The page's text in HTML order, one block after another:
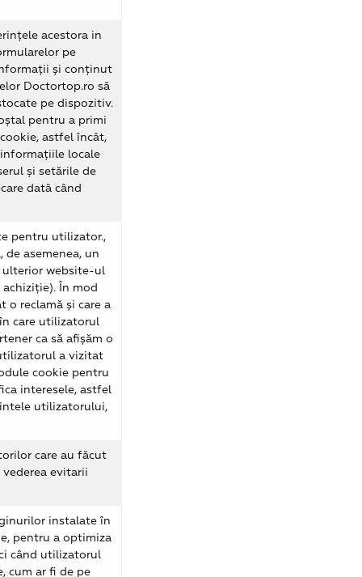
acestora in
pe
și conținut
Doctortop.ro să
pe dispozitiv.
pentru a primi
astfel încât,
locale
și setările de
dată când
pentru utilizator.,
asemenea, un
ulterior website-ul
În mod
o reclamă și care a
care utilizatorul
ca să afișăm o
a vizitat
cookie pentru
interesele, astfel
utilizatorului,
care au făcut
evitarii
instalate în
pentru a optimiza
când utilizatorul
cum ar fi de pe